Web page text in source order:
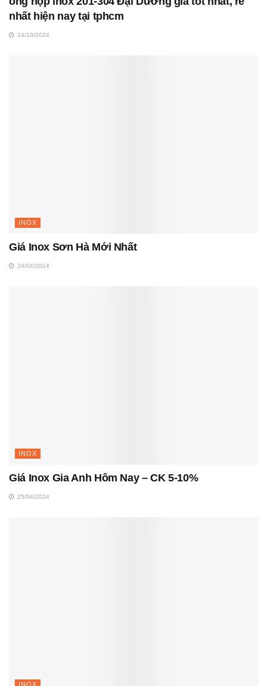
nhất hiện nay tại tphcm
24/10/2024
INOX
Giá Inox Sơn Hà Mới Nhất
24/04/2024
INOX
Giá Inox Gia Anh Hôm Nay – CK 5-10%
25/04/2024
INOX